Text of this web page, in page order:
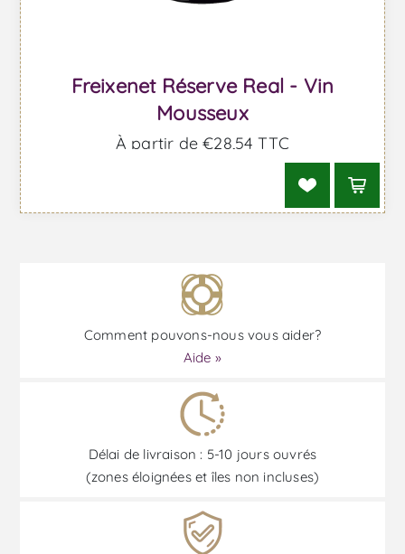
Freixenet Réserve Real - Vin
Mousseux
À partir de €28,54 TTC
Comment pouvons-nous vous aider?
Aide »
Délai de livraison : 5-10 jours ouvrés
(zones éloignées et îles non incluses)